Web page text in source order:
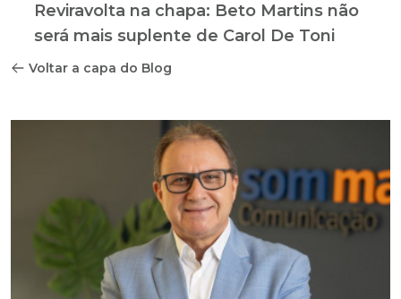
Reviravolta na chapa: Beto Martins não
será mais suplente de Carol De Toni
Voltar a capa do Blog